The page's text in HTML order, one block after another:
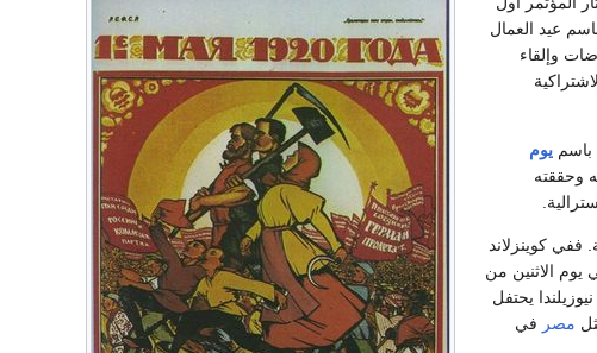
باسم عيد العمال
وإلقاء
باسم يوم
وحققته
ففي كوينزلاند
يوم الاثنين من
يحتفل
مصر في